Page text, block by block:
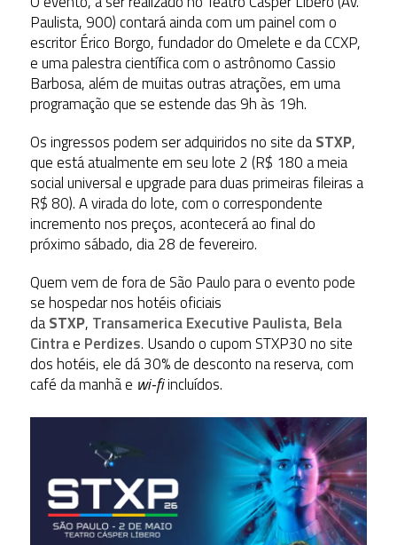
Paulista, 900) contará ainda com um painel com o
escritor Érico Borgo, fundador do Omelete e da CCXP,
e uma palestra científica com o astrônomo Cassio
Barbosa, além de muitas outras atrações, em uma
programação que se estende das 9h às 19h.
Os ingressos podem ser adquiridos no site daSTXP,
que está atualmente em seu lote 2 (R$ 180 a meia
social universal e upgrade para duas primeiras fileiras a
R$ 80). A virada do lote, com o correspondente
incremento nos preços, acontecerá ao final do
próximo sábado, dia 28 de fevereiro.
Quem vem de fora de São Paulo para o evento pode
se hospedar nos hotéis oficiais
daSTXP, Transamerica Executive Paulista, Bela
Cintrae Perdizes. Usando o cupom STXP30 no site
dos hotéis, ele dá 30% de desconto na reserva, com
café da manhã e wi-fiincluídos.